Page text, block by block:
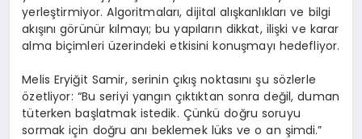
yerleştirmiyor. Algoritmaları, dijital alışkanlıkları ve bilgi
akışını görünür kılmayı; bu yapıların dikkat, ilişki ve karar
alma biçimleri üzerindeki etkisini konuşmayı hedefliyor.
Melis Eryiğit Samir, serinin çıkış noktasını şu sözlerle
özetliyor: “Bu seriyi yangın çıktıktan sonra değil, duman
tüterken başlatmak istedik. Çünkü doğru soruyu
sormak için doğru anı beklemek lüks ve o an şimdi.”